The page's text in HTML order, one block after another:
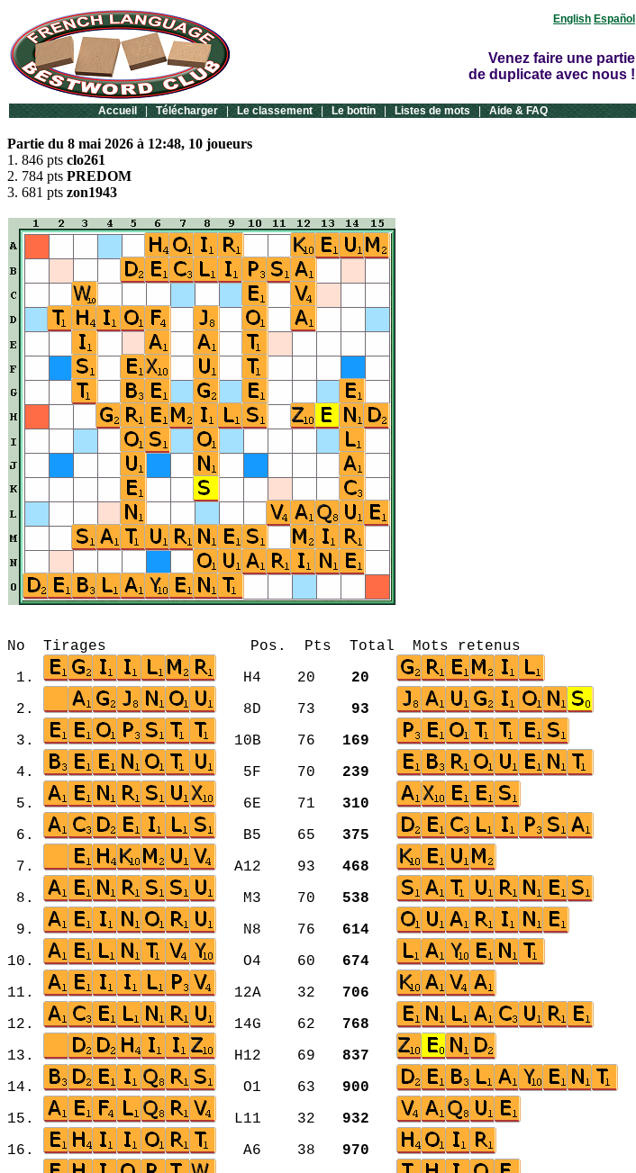
English Español
Venez faire une partie
de duplicate avec nous !
Accueil | Télécharger | Le classement | Le bottin | Listes de mots | Aide & FAQ
Partie du 8 mai 2026 à 12:48, 10 joueurs
1. 846 pts clo261
2. 784 pts PREDOM
3. 681 pts zon1943
No Tirages Pos. Pts Total Mots retenus
1.
H4 20 20
2.
8D 73 93
3.
10B 76 169
4.
5F 70 239
5.
6E 71 310
6.
B5 65 375
7.
A12 93 468
8.
M3 70 538
9.
N8 76 614
10.
O4 60 674
11.
12A 32 706
12.
14G 62 768
13.
H12 69 837
14.
O1 63 900
15.
L11 32 932
16.
A6 38 970